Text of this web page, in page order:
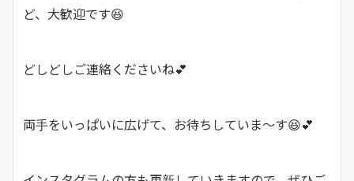
ど、大歓迎です😆
どしどしご連絡くださいね💕
両手をいっぱいに広げて、お待ちしていま～す😆💕